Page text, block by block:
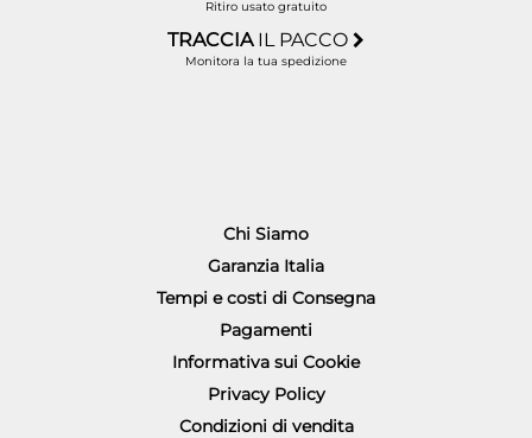
Ritiro usato gratuito
TRACCIA IL PACCO
Monitora la tua spedizione
Chi Siamo
Garanzia Italia
Tempi e costi di Consegna
Pagamenti
Informativa sui Cookie
Privacy Policy
Condizioni di vendita